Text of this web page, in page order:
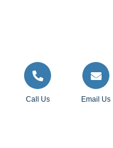
Call Us Email Us